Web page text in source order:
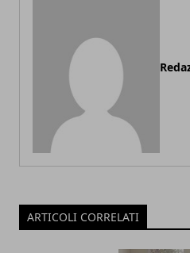
ARTICOLI CORRELATI